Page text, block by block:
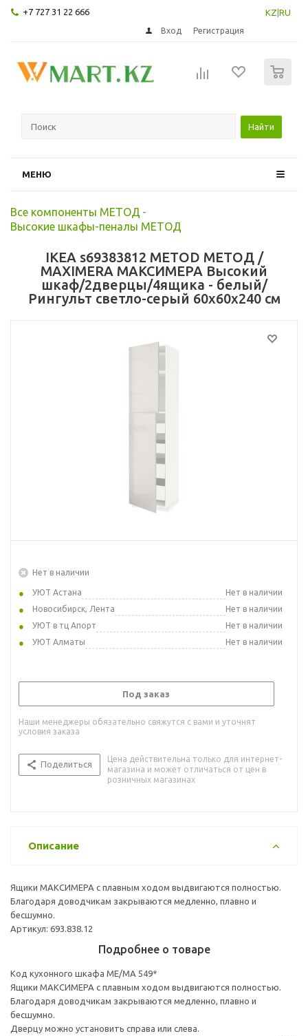
+7 727 31 22 666 KZ RU
Вход Регистрация
Найти
МЕНЮ
Все компоненты МЕТОД -
Высокие шкафы-пеналы МЕТОД
IKEA s69383812 METOD МЕТОД /
MAXIMERA МАКСИМЕРА Высокий
шкаф/2дверцы/4ящика - белый/
Рингульт светло-серый 60x60x240 см
Нет в наличии
УЮТ Астана
Нет в наличии
Новосибирск, Лента
Нет в наличии
УЮТ в тц Апорт
Нет в наличии
УЮТ Алматы
Нет в наличии
Под заказ
Наши менеджеры обязательно свяжутся с вами и уточнят
условия заказа
Поделиться
Цена действительна только для интернет-
магазина и может отличаться от цен в
розничных магазинах
Описание
Ящики МАКСИМЕРА с плавным ходом выдвигаются полностью.
Благодаря доводчикам закрываются медленно, плавно и
бесшумно.
Артикул: 693.838.12
Подробнее о товаре
Код кухонного шкафа ME/MA 549*
Ящики МАКСИМЕРА с плавным ходом выдвигаются полностью.
Благодаря доводчикам закрываются медленно, плавно и
бесшумно.
Дверцу можно установить справа или слева.